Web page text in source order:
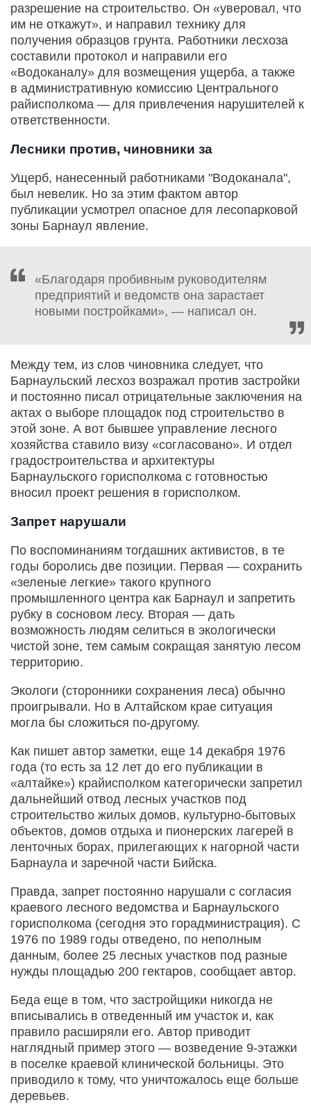
разрешение на строительство. Он «уверовал, что
им не откажут», и направил технику для
получения образцов грунта. Работники лесхоза
составили протокол и направили его
«Водоканалу» для возмещения ущерба, а также
в административную комиссию Центрального
райисполкома — для привлечения нарушителей к
ответственности.
Лесники против, чиновники за
Ущерб, нанесенный работниками "Водоканала",
был невелик. Но за этим фактом автор
публикации усмотрел опасное для лесопарковой
зоны Барнаул явление.
«Благодаря пробивным руководителям
предприятий и ведомств она зарастает
новыми постройками», — написал он.
Между тем, из слов чиновника следует, что
Барнаульский лесхоз возражал против застройки
и постоянно писал отрицательные заключения на
актах о выборе площадок под строительство в
этой зоне. А вот бывшее управление лесного
хозяйства ставило визу «согласовано». И отдел
градостроительства и архитектуры
Барнаульского горисполкома с готовностью
вносил проект решения в горисполком.
Запрет нарушали
По воспоминаниям тогдашних активистов, в те
годы боролись две позиции. Первая — сохранить
«зеленые легкие» такого крупного
промышленного центра как Барнаул и запретить
рубку в сосновом лесу. Вторая — дать
возможность людям селиться в экологически
чистой зоне, тем самым сокращая занятую лесом
территорию.
Экологи (сторонники сохранения леса) обычно
проигрывали. Но в Алтайском крае ситуация
могла бы сложиться по-другому.
Как пишет автор заметки, еще 14 декабря 1976
года (то есть за 12 лет до его публикации в
«алтайке») крайисполком категорически запретил
дальнейший отвод лесных участков под
строительство жилых домов, культурно-бытовых
объектов, домов отдыха и пионерских лагерей в
ленточных борах, прилегающих к нагорной части
Барнаула и заречной части Бийска.
Правда, запрет постоянно нарушали с согласия
краевого лесного ведомства и Барнаульского
горисполкома (сегодня это горадминистрация). С
1976 по 1989 годы отведено, по неполным
данным, более 25 лесных участков под разные
нужды площадью 200 гектаров, сообщает автор.
Беда еще в том, что застройщики никогда не
вписывались в отведенный им участок и, как
правило расширяли его. Автор приводит
наглядный пример этого — возведение 9-этажки
в поселке краевой клинической больницы. Это
приводило к тому, что уничтожалось еще больше
деревьев.